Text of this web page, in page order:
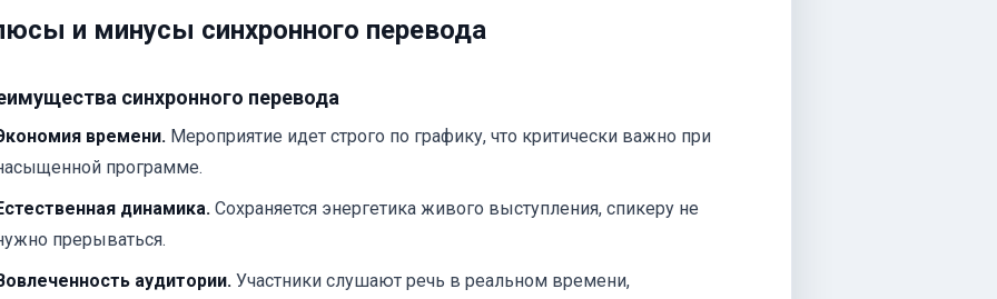
и минусы синхронного перевода
синхронного перевода
времени. Мероприятие идет строго по графику, что критически важно при
программе.
динамика. Сохраняется энергетика живого выступления, спикеру не
прерываться.
аудитории. Участники слушают речь в реальном времени,